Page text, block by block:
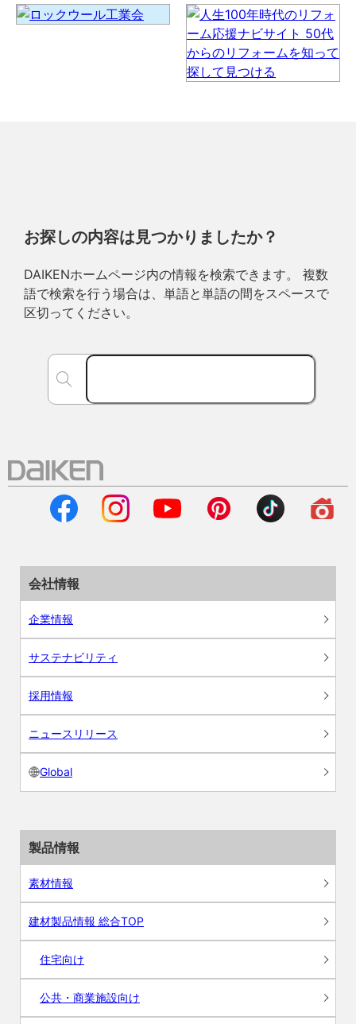
お探しの内容は見つかりましたか？
DAIKENホームページ内の情報を検索できます。 複数
語で検索を行う場合は、単語と単語の間をスペースで
区切ってください。
会社情報
企業情報
サステナビリティ
採用情報
ニュースリリース
Global
製品情報
素材情報
建材製品情報 総合TOP
住宅向け
公共・商業施設向け